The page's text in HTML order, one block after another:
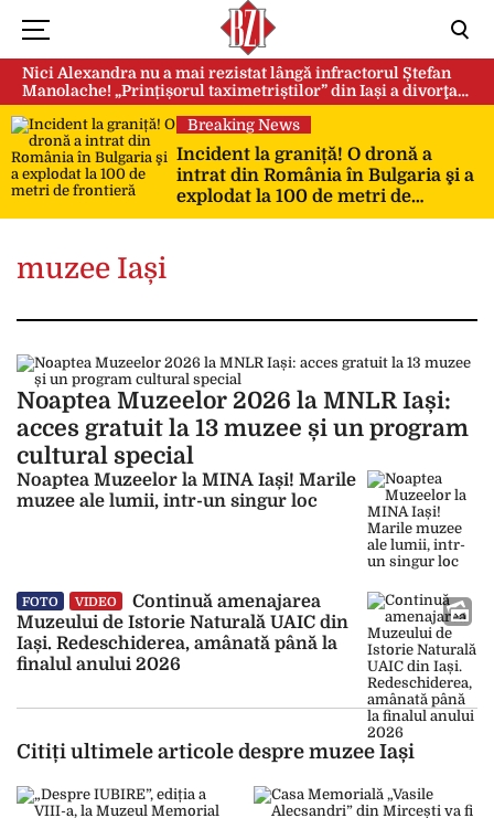
Nici Alexandra nu a mai rezistat lângă infractorul Ștefan
Manolache! „Prințișorul taximetriștilor” din Iași a divorţat
după doi ani de căsnicie
Breaking News
Incident la graniță! O dronă a
intrat din România în Bulgaria şi a
explodat la 100 de metri de
frontieră
muzee Iași
Noaptea Muzeelor 2026 la MNLR Iași:
acces gratuit la 13 muzee și un program
cultural special
Noaptea Muzeelor la MINA Iași! Marile
muzee ale lumii, intr-un singur loc
FOTO VIDEO
Continuă amenajarea
Muzeului de Istorie Naturală UAIC din
Iași. Redeschiderea, amânată până la
finalul anului 2026
Citiți ultimele articole despre muzee Iași